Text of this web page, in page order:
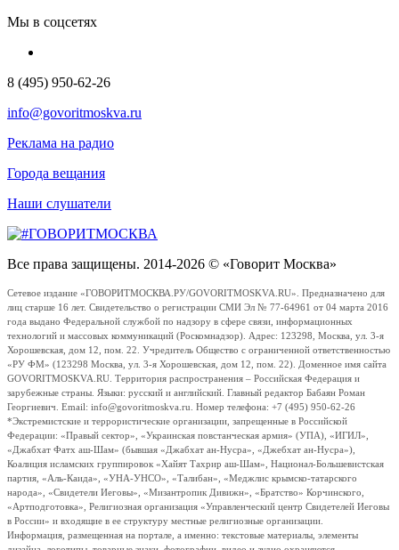
Мы в соцсетях
8 (495) 950-62-26
info@govoritmoskva.ru
Реклама на радио
Города вещания
Наши слушатели
Все права защищены. 2014-2026 © «Говорит Москва»
Сетевое издание «ГОВОРИТМОСКВА.РУ/GOVORITMOSKVA.RU». Предназначено для
лиц старше 16 лет. Свидетельство о регистрации СМИ Эл № 77-64961 от 04 марта 2016
года выдано Федеральной службой по надзору в сфере связи, информационных
технологий и массовых коммуникаций (Роскомнадзор). Адрес: 123298, Москва, ул. 3-я
Хорошевская, дом 12, пом. 22. Учредитель Общество с ограниченной ответственностью
«РУ ФМ» (123298 Москва, ул. 3-я Хорошевская, дом 12, пом. 22). Доменное имя сайта
GOVORITMOSKVA.RU. Территория распространения – Российская Федерация и
зарубежные страны. Языки: русский и английский. Главный редактор Бабаян Роман
Георгиевич. Email: info@govoritmoskva.ru. Номер телефона: +7 (495) 950-62-26
*Экстремистские и террористические организации, запрещенные в Российской
Федерации: «Правый сектор», «Украинская повстанческая армия» (УПА), «ИГИЛ»,
«Джабхат Фатх аш-Шам» (бывшая «Джабхат ан-Нусра», «Джебхат ан-Нусра»),
Коалиция исламских группировок «Хайят Тахрир аш-Шам», Национал-Большевистская
партия, «Аль-Каида», «УНА-УНСО», «Талибан», «Меджлис крымско-татарского
народа», «Свидетели Иеговы», «Мизантропик Дивижн», «Братство» Корчинского,
«Артподготовка», Религиозная организация «Управленческий центр Свидетелей Иеговы
в России» и входящие в ее структуру местные религиозные организации.
Информация, размещенная на портале, а именно: текстовые материалы, элементы